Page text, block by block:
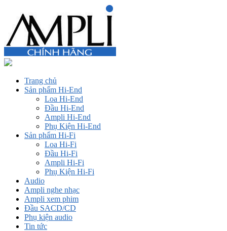
Trang chủ
Sản phẩm Hi-End
Loa Hi-End
Đầu Hi-End
Ampli Hi-End
Phụ Kiện Hi-End
Sản phẩm Hi-Fi
Loa Hi-Fi
Đầu Hi-Fi
Ampli Hi-Fi
Phụ Kiện Hi-Fi
Audio
Ampli nghe nhạc
Ampli xem phim
Đầu SACD/CD
Phụ kiện audio
Tin tức